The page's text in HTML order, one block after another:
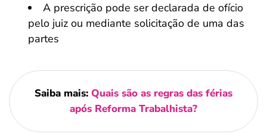
A prescrição pode ser declarada de ofício
pelo juiz ou mediante solicitação de uma das
partes
Saiba mais: Quais são as regras das férias
após Reforma Trabalhista?